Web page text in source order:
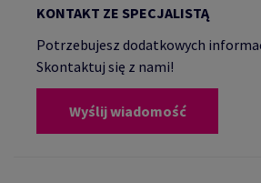
KONTAKT ZE SPECJALISTĄ
Potrzebujesz dodatkowych
Skontaktuj się z nami!
Wyślij wiadomość